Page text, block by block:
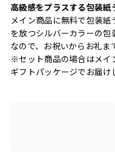
高級感をプラスする包装紙
メイン商品に無料で包装
を放つシルバーカラーの
なので、お祝いからお礼ま
※セット商品の場合はメイ
ギフトパッケージでお届け